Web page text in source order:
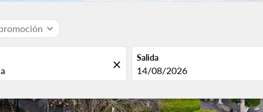
expand_more
close
Salida
fc-booking-departure-date-
14/08/2026